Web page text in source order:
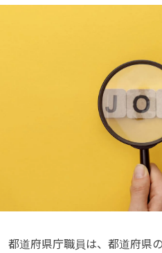
都道府県庁職員は、都道府県